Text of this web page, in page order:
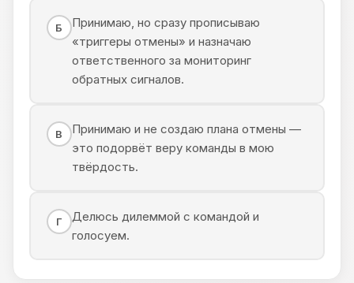
Б
Принимаю, но сразу прописываю
«триггеры отмены» и назначаю
ответственного за мониторинг
обратных сигналов.
В
Принимаю и не создаю плана отмены —
это подорвёт веру команды в мою
твёрдость.
Г
Делюсь дилеммой с командой и
голосуем.